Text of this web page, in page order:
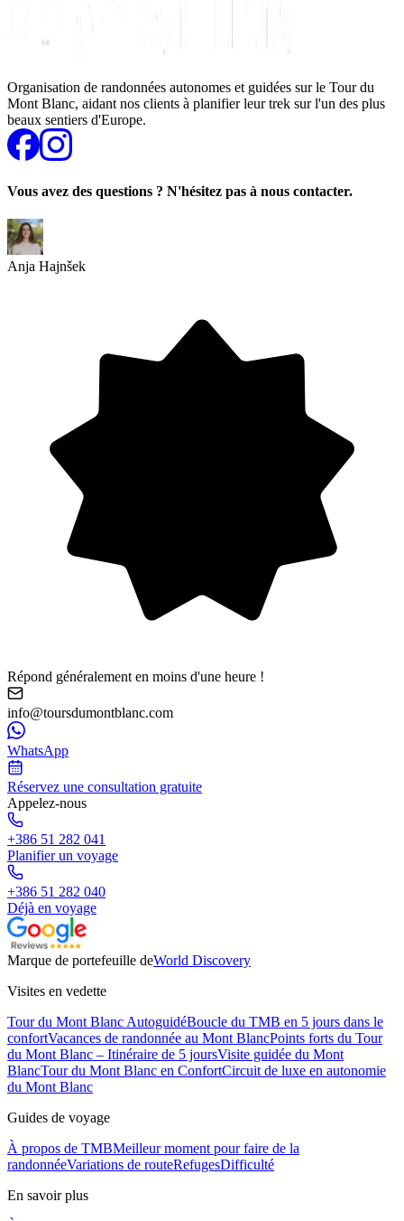
Organisation de randonnées autonomes et guidées sur le Tour du
Mont Blanc, aidant nos clients à planifier leur trek sur l'un des plus
beaux sentiers d'Europe.
Vous avez des questions ? N'hésitez pas à nous contacter.
Anja Hajnšek
Répond généralement en moins d'une heure !
info@toursdumontblanc.com
WhatsApp
Réservez une consultation gratuite
Appelez-nous
+386 51 282 041
Planifier un voyage
+386 51 282 040
Déjà en voyage
Marque de portefeuille deWorld Discovery
Visites en vedette
Tour du Mont Blanc AutoguidéBoucle du TMB en 5 jours dans le
confortVacances de randonnée au Mont BlancPoints forts du Tour
du Mont Blanc – Itinéraire de 5 joursVisite guidée du Mont
BlancTour du Mont Blanc en ConfortCircuit de luxe en autonomie
du Mont Blanc
Guides de voyage
À propos de TMBMeilleur moment pour faire de la
randonnéeVariations de routeRefugesDifficulté
En savoir plus